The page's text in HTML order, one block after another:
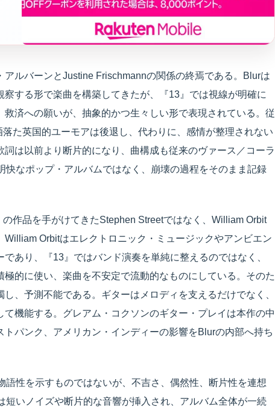
ルバーンとJustine Frischmannの関係の終焉である。Blurは
する形で楽曲を構築してきたが、『13』では視線が明確に
済への願いが、抽象的かつ生々しい形で表現されている。従
た英国的ユーモアは後退し、代わりに、感情が整理されない
は以前より断片的になり、曲構成も従来のヴァース／コーラ
快なポップ・アルバムではなく、崩壊の過程をそのまま記録
作品を手がけてきたStephen Streetではなく、William Orbit
Orbitはエレクトロニック・ミュージックやアンビエン
あり、『13』ではバンド演奏を単純に整えるのではなく、
的に使い、楽曲を不安定で流動的なものにしている。そのた
、予測不能である。ギターはメロディを支えるだけでなく、
機能する。グレアム・コクソンのギター・プレイは本作の中
パンク、アメリカン・インディーの影響をBlurの内部へ持ち
性を示すものではないが、不吉さ、偶然性、断片性を連想
短いノイズや断片的な音響が挿入され、アルバム全体が一続